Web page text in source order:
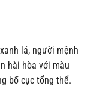
lá, người mệnh
hài hòa với màu
bố cục tổng thể.